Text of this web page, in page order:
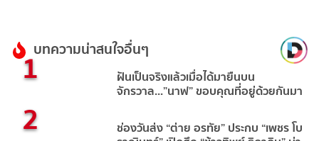
บทความน่าสนใจอื่นๆ
1 ฝันเป็นจริงแล้วเมื่อได้มายืนบน
จักรวาล...”นาฟ” ขอบคุณที่อยู่ด้วยกันมา
2 ช่องวันส่ง “ต่าย อรทัย” ประกบ “เพชร โบ